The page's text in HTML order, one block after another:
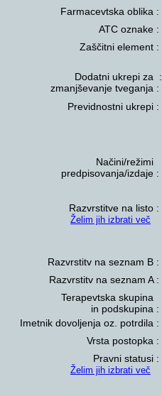
Farmacevtska oblika :
ATC oznake :
Zaščitni element :
Dodatni ukrepi za :
zmanjševanje tveganja :
Previdnostni ukrepi :
Načini/režimi
predpisovanja/izdaje :
Razvrstitve na listo :
Želim jih izbrati več
Razvrstitv na seznam B :
Razvrstitv na seznam A :
Terapevtska skupina
in podskupina :
Imetnik dovoljenja oz. potrdila :
Vrsta postopka :
Pravni statusi :
Želim jih izbrati več